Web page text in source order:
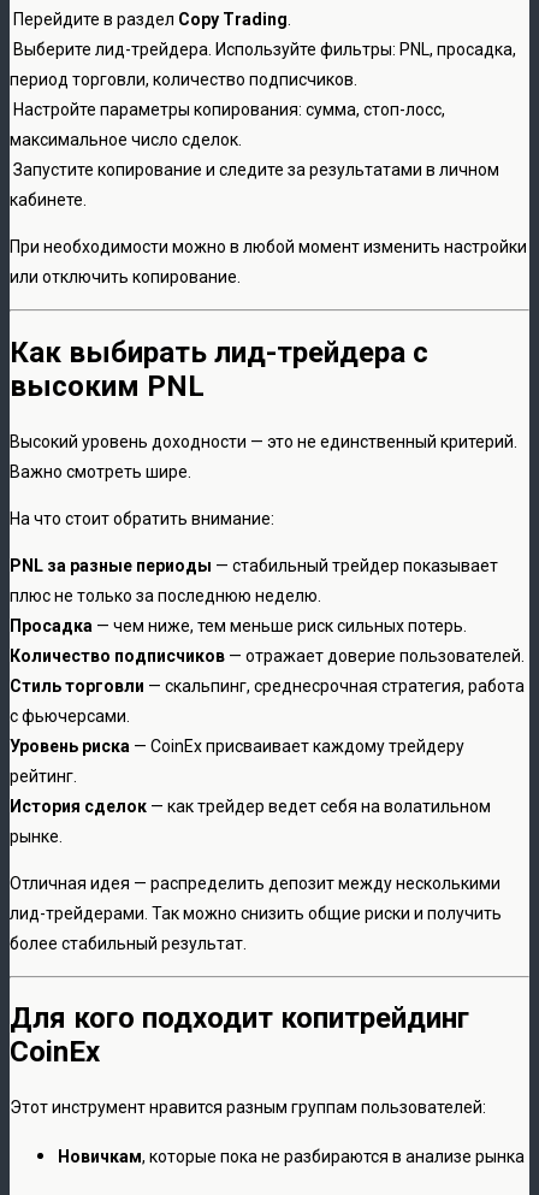
Перейдите в раздел Copy Trading
Выберите лид-трейдера. Используйте фильтры: PNL, просадка,
период торговли, количество подписчиков.
Настройте параметры копирования: сумма, стоп-лосс,
максимальное число сделок.
Запустите копирование и следите за результатами в личном
кабинете.
При необходимости можно в любой момент изменить настройки
или отключить копирование.
Как выбирать лид-трейдера с
высоким PNL
Высокий уровень доходности — это не единственный критерий.
Важно смотреть шире.
На что стоит обратить внимание:
PNL за разные периоды — стабильный трейдер показывает
плюс не только за последнюю неделю.
Просадка — чем ниже, тем меньше риск сильных потерь.
Количество подписчиков — отражает доверие пользователей.
Стиль торговли — скальпинг, среднесрочная стратегия, работа
с фьючерсами.
Уровень риска — CoinEx присваивает каждому трейдеру
рейтинг.
История сделок — как трейдер ведет себя на волатильном
рынке.
Отличная идея — распределить депозит между несколькими
лид-трейдерами. Так можно снизить общие риски и получить
более стабильный результат.
Для кого подходит копитрейдинг
CoinEx
Этот инструмент нравится разным группам пользователей:
Новичкам, которые пока не разбираются в анализе рынка